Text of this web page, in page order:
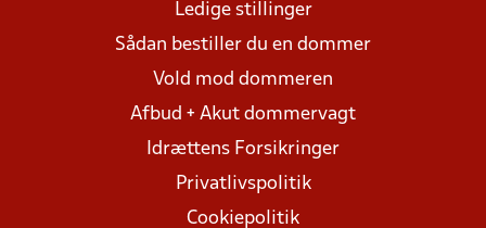
Ledige stillinger
Sådan bestiller du en dommer
Vold mod dommeren
Afbud + Akut dommervagt
Idrættens Forsikringer
Privatlivspolitik
Cookiepolitik